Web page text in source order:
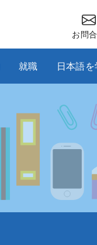
お問
就職 日本語